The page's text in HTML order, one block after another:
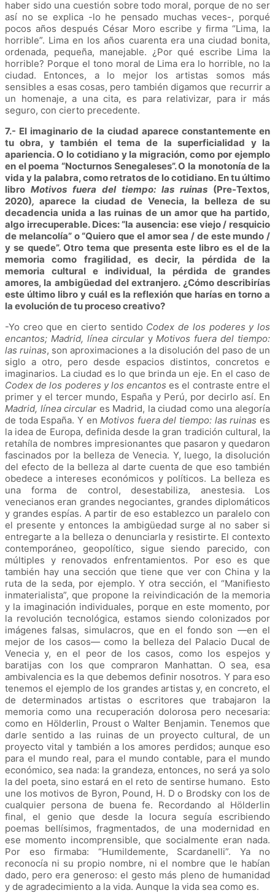
haber sido una cuestión sobre todo moral, porque de no ser
así no se explica -lo he pensado muchas veces-, porqué
pocos años después César Moro escribe y firma “Lima, la
horrible”. Lima en los años cuarenta era una ciudad bonita,
ordenada, pequeña, manejable. ¿Por qué escribe Lima la
horrible? Porque el tono moral de Lima era lo horrible, no la
ciudad. Entonces, a lo mejor los artistas somos más
sensibles a esas cosas, pero también digamos que recurrir a
un homenaje, a una cita, es para relativizar, para ir más
seguro, con cierto precedente.
7.- El imaginario de la ciudad aparece constantemente en
tu obra, y también el tema de la superficialidad y la
apariencia. O lo cotidiano y la migración, como por ejemplo
en el poema “Nocturnos Senegaleses”. O la monotonía de la
vida y la palabra, como retratos de lo cotidiano. En tu último
libro Motivos fuera del tiempo: las ruinas (Pre-Textos,
2020),aparece la ciudad de Venecia, la belleza de su
decadencia unida a las ruinas de un amor que ha partido,
algo irrecuperable. Dices: “la ausencia: ese viejo / resquicio
de melancolía” o “Quiero que el amor sea / de este mundo /
y se quede”. Otro tema que presenta este libro es el de la
memoria como fragilidad, es decir, la pérdida de la
memoria cultural e individual, la pérdida de grandes
amores, la ambigüedad del extranjero. ¿Cómo describirías
este último libro y cuál es la reflexión que harías en torno a
la evolución de tu proceso creativo?
-Yo creo que en cierto sentido Codex de los poderes y los
encantos; Madrid, línea circular yMotivos fuera del tiempo:
las ruinas, son aproximaciones a la disolución del paso de un
siglo a otro, pero desde espacios distintos, concretos e
imaginarios. La ciudad es lo que brinda un eje. En el caso de
Codex de los poderes y los encantoses el contraste entre el
primer y el tercer mundo, España y Perú, por decirlo así. En
Madrid, línea circular es Madrid, la ciudad como una alegoría
de toda España. Y en Motivos fuera del tiempo: las ruinases
la idea de Europa, definida desde la gran tradición cultural, la
retahíla de nombres impresionantes que pasaron y quedaron
fascinados por la belleza de Venecia. Y, luego, la disolución
del efecto de la belleza al darte cuenta de que eso también
obedece a intereses económicos y políticos. La belleza es
una forma de control, desestabiliza, anestesia. Los
venecianos eran grandes negociantes, grandes diplomáticos
y grandes espías. A partir de eso establezco un paralelo con
el presente y entonces la ambigüedad surge al no saber si
entregarte a la belleza o denunciarla y resistirte. El contexto
contemporáneo, geopolítico, sigue siendo parecido, con
múltiples y renovados enfrentamientos. Por eso es que
también hay una sección que tiene que ver con China y la
ruta de la seda, por ejemplo. Y otra sección, el “Manifiesto
inmaterialista”, que propone la reivindicación de la memoria
y la imaginación individuales, porque en este momento, por
la revolución tecnológica, estamos siendo colonizados por
imágenes falsas, simulacros, que en el fondo son —en el
mejor de los casos— como la belleza del Palacio Ducal de
Venecia y, en el peor de los casos, como los espejos y
baratijas con los que compraron Manhattan. O sea, esa
ambivalencia es la que debemos definir nosotros. Y para eso
tenemos el ejemplo de los grandes artistas y, en concreto, el
de determinados artistas o escritores que trabajaron la
memoria como una recuperación dolorosa pero necesaria:
como en Hölderlin, Proust o Walter Benjamin. Tenemos que
darle sentido a las ruinas de un proyecto cultural, de un
proyecto vital y también a los amores perdidos; aunque eso
para el mundo real, para el mundo contable, para el mundo
económico, sea nada: la grandeza, entonces, no será ya solo
la del poeta, sino estará en el reto de sentirse humano. Esto
une los motivos de Byron, Pound, H. D o Brodsky con los de
cualquier persona de buena fe. Recordando al Hölderlin
final, el genio que desde la locura seguía escribiendo
poemas bellísimos, fragmentados, de una modernidad en
ese momento incomprensible, que socialmente eran nada.
Por eso firmaba: “Humildemente, Scardanelli”. Ya no
reconocía ni su propio nombre, ni el nombre que le habían
dado, pero era generoso: el gesto más pleno de humanidad
y de agradecimiento a la vida. Aunque la vida sea como es.